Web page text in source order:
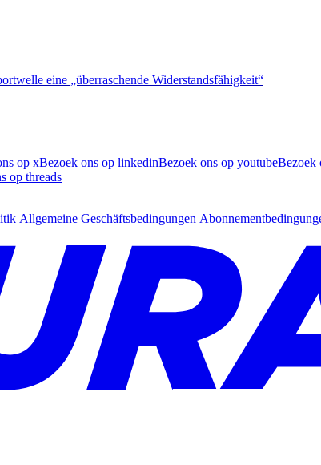
eine „überraschende Widerstandsfähigkeit“
op xBezoek ons op linkedinBezoek ons op youtubeBezoek
op threads
Allgemeine Geschäftsbedingungen